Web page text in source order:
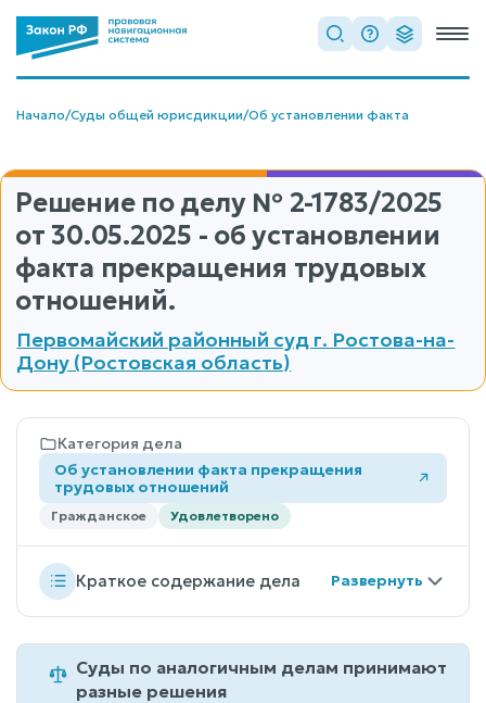
Начало/Суды общей юрисдикции/Об установлении факта
Решение по делу № 2-1783/2025
от 30.05.2025 - об установлении
факта прекращения трудовых
отношений.
Первомайский районный суд г. Ростова-на-
Дону (Ростовская область)
Категория дела
Об установлении факта прекращения
трудовых отношений
Гражданское Удовлетворено
Краткое содержание дела
Суды по аналогичным делам принимают
разные решения